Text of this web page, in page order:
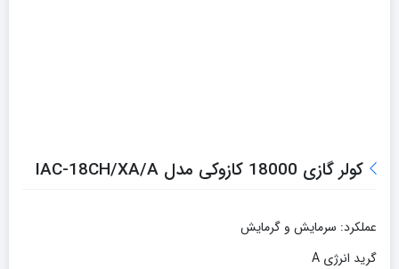
کولر گازی 18000 کازوکی مدل IAC-18CH/XA/A
عملکرد: سرمايش و گرمایش
گرید انرژی A